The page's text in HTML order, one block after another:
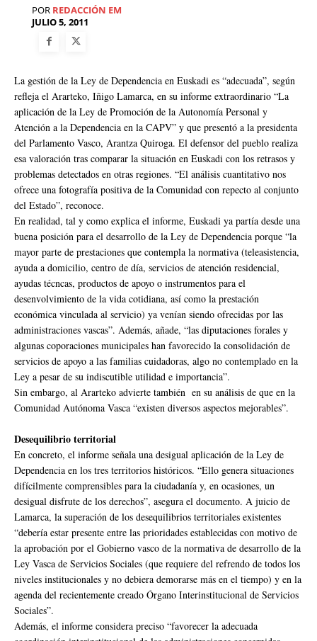
POR REDACCIÓN EM
JULIO 5, 2011
La gestión de la Ley de Dependencia en Euskadi es “adecuada”, según
refleja el Ararteko, Iñigo Lamarca, en su informe extraordinario “La
aplicación de la Ley de Promoción de la Autonomía Personal y
Atención a la Dependencia en la CAPV” y que presentó a la presidenta
del Parlamento Vasco, Arantza Quiroga. El defensor del pueblo realiza
esa valoración tras comparar la situación en Euskadi con los retrasos y
problemas detectados en otras regiones. “El análisis cuantitativo nos
ofrece una fotografía positiva de la Comunidad con repecto al conjunto
del Estado”, reconoce.
En realidad, tal y como explica el informe, Euskadi ya partía desde una
buena posición para el desarrollo de la Ley de Dependencia porque “la
mayor parte de prestaciones que contempla la normativa (teleasistencia,
ayuda a domicilio, centro de día, servicios de atención residencial,
ayudas técncas, productos de apoyo o instrumentos para el
desenvolvimiento de la vida cotidiana, así como la prestación
económica vinculada al servicio) ya venían siendo ofrecidas por las
administraciones vascas”. Además, añade, “las diputaciones forales y
algunas coporaciones municipales han favorecido la consolidación de
servicios de apoyo a las familias cuidadoras, algo no contemplado en la
Ley a pesar de su indiscutible utilidad e importancia”.
Sin embargo, al Ararteko advierte también en su análisis de que en la
Comunidad Autónoma Vasca “existen diversos aspectos mejorables”.
Desequilibrio territorial
En concreto, el informe señala una desigual aplicación de la Ley de
Dependencia en los tres territorios históricos. “Ello genera situaciones
difícilmente comprensibles para la ciudadanía y, en ocasiones, un
desigual disfrute de los derechos”, asegura el documento. A juicio de
Lamarca, la superación de los desequilibrios territoriales existentes
“debería estar presente entre las prioridades establecidas con motivo de
la aprobación por el Gobierno vasco de la normativa de desarrollo de la
Ley Vasca de Servicios Sociales (que requiere del refrendo de todos los
niveles institucionales y no debiera demorarse más en el tiempo) y en la
agenda del recientemente creado Órgano Interinstitucional de Servicios
Sociales”.
Además, el informe considera preciso “favorecer la adecuada